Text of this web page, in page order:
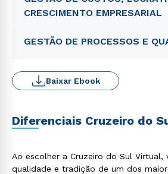
CRESCIMENTO EMPRESARIAL
GESTÃO DE PROCESSOS E
Baixar Ebook
Diferenciais Cruzeiro do
Ao escolher a Cruzeiro do Sul
qualidade e tradição de um dos